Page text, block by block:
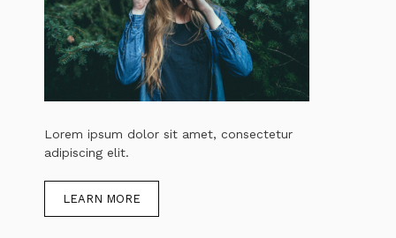
Lorem ipsum dolor sit amet, consectetur
adipiscing elit.
LEARN MORE